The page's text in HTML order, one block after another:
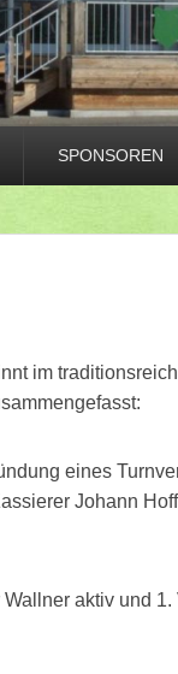
SPONSOREN
im
eines
Johann
aktiv und